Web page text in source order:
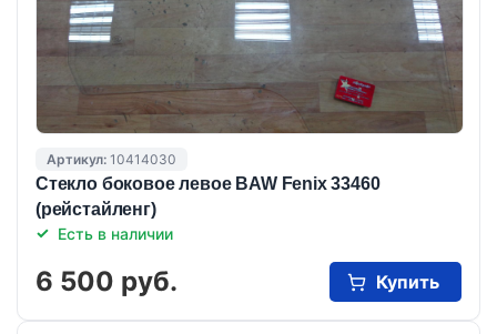
Артикул: 10414030
Стекло боковое левое BAW Fenix 33460
(рейстайленг)
Есть в наличии
6 500 руб. Купить